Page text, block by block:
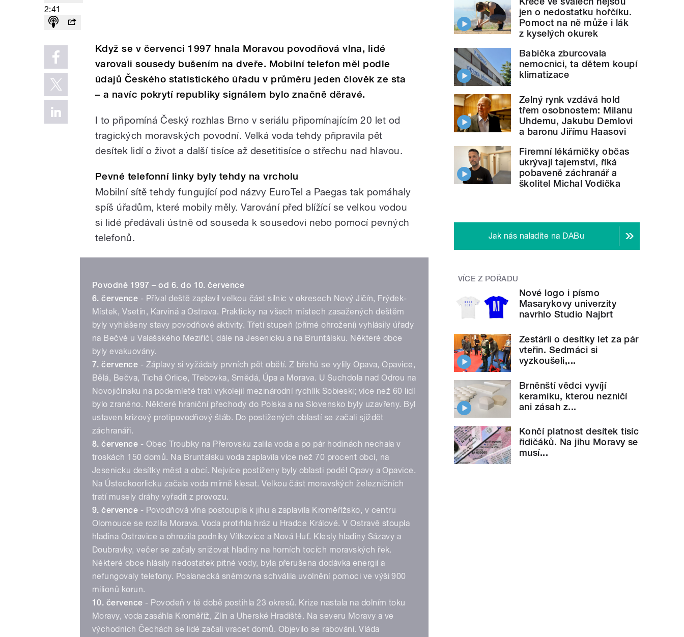
2:41
Když se v červenci 1997 hnala Moravou povodňová vlna, lidé
varovali sousedy bušením na dveře. Mobilní telefon měl podle
údajů Českého statistického úřadu v průměru jeden člověk ze sta
– a navíc pokrytí republiky signálem bylo značně děravé.
I to připomíná Český rozhlas Brno v seriálu připomínajícím 20 let od
tragických moravských povodní. Velká voda tehdy připravila pět
desítek lidí o život a další tisíce až desetitisíce o střechu nad hlavou.
Pevné telefonní linky byly tehdy na vrcholu
Mobilní sítě tehdy fungující pod názvy EuroTel a Paegas tak pomáhaly
spíš úřadům, které mobily měly. Varování před blížící se velkou vodou
si lidé předávali ústně od souseda k sousedovi nebo pomocí pevných
telefonů.
Povodně 1997 – od 6. do 10. července
6. července - Příval deště zaplavil velkou část silnic v okresech Nový Jičín, Frýdek-
Místek, Vsetín, Karviná a Ostrava. Prakticky na všech místech zasažených deštěm
byly vyhlášeny stavy povodňové aktivity. Třetí stupeň (přímé ohrožení) vyhlásily úřady
na Bečvě u Valašského Meziříčí, dále na Jesenicku a na Bruntálsku. Některé obce
byly evakuovány.
7. července - Záplavy si vyžádaly prvních pět obětí. Z břehů se vylily Opava, Opavice,
Bělá, Bečva, Tichá Orlice, Třebovka, Smědá, Úpa a Morava. U Suchdola nad Odrou na
Novojičínsku na podemleté trati vykolejil mezinárodní rychlík Sobieski; více než 60 lidí
bylo zraněno. Některé hraniční přechody do Polska a na Slovensko byly uzavřeny. Byl
ustaven krizový protipovodňový štáb. Do postižených oblastí se začali sjíždět
záchranáři.
8. července - Obec Troubky na Přerovsku zalila voda a po pár hodinách nechala v
troskách 150 domů. Na Bruntálsku voda zaplavila více než 70 procent obcí, na
Jesenicku desítky měst a obcí. Nejvíce postiženy byly oblasti podél Opavy a Opavice.
Na Ústeckoorlicku začala voda mírně klesat. Velkou část moravských železničních
tratí musely dráhy vyřadit z provozu.
9. července - Povodňová vlna postoupila k jihu a zaplavila Kroměřížsko, v centru
Olomouce se rozlila Morava. Voda protrhla hráz u Hradce Králové. V Ostravě stoupla
hladina Ostravice a ohrozila podniky Vítkovice a Nová Huť. Klesly hladiny Sázavy a
Doubravky, večer se začaly snižovat hladiny na horních tocích moravských řek.
Některé obce hlásily nedostatek pitné vody, byla přerušena dodávka energií a
nefungovaly telefony. Poslanecká sněmovna schválila uvolnění pomoci ve výši 900
milionů korun.
10. července - Povodeň v té době postihla 23 okresů. Krize nastala na dolním toku
Moravy, voda zasáhla Kroměříž, Zlín a Uherské Hradiště. Na severu Moravy a ve
východních Čechách se lidé začali vracet domů. Objevilo se rabování. Vláda
jen o nedostatku hořčíku.
Pomoct na ně může i lák
z kyselých okurek
Babička zburcovala
nemocnici, ta dětem koupí
klimatizace
Zelný rynk vzdává hold
třem osobnostem: Milanu
Uhdemu, Jakubu Demlovi
a baronu Jiřímu Haasovi
Firemní lékárničky občas
ukrývají tajemství, říká
pobaveně záchranář a
školitel Michal Vodička
Jak nás naladíte na DABu
VÍCE Z POŘADU
Nové logo i písmo
Masarykovy univerzity
navrhlo Studio Najbrt
Zestárli o desítky let za pár
vteřin. Sedmáci si
vyzkoušeli,...
Brněnští vědci vyvíjí
keramiku, kterou nezničí
ani zásah z...
Končí platnost desítek tisíc
řidičáků. Na jihu Moravy se
musí...